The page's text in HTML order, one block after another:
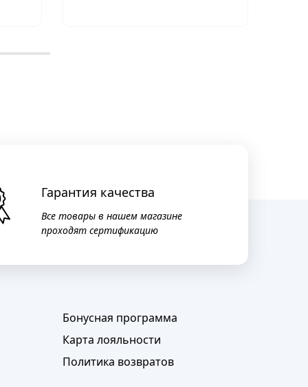
Гарантия качества
Все товары в нашем магазине
проходят сертификацию
Бонусная программа
Карта лояльности
Политика возвратов